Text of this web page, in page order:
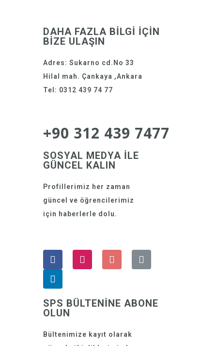
DAHA FAZLA BİLGİ İÇİN
BİZE ULAŞIN
Adres: Sukarno cd.No 33
Hilal mah. Çankaya ,Ankara
Tel: 0312 439 74 77
+90 312 439 7477
SOSYAL MEDYA İLE
GÜNCEL KALIN
Profillerimiz her zaman
güncel ve öğrencilerimiz
için haberlerle dolu.
SPS BÜLTENİNE ABONE
OLUN
Bültenimize kayıt olarak